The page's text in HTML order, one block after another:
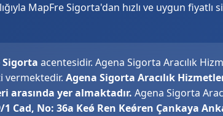
MapFre Sigorta'dan hızlı ve uygun fiyatlı
Sigorta acentesidir. Agena Sigorta Aracılık
vermektedir. Agena Sigorta Aracılık
arasında yer almaktadır. Agena Sigorta
Cad, No: 36a Keǿ Ren Keǿren Çankaya